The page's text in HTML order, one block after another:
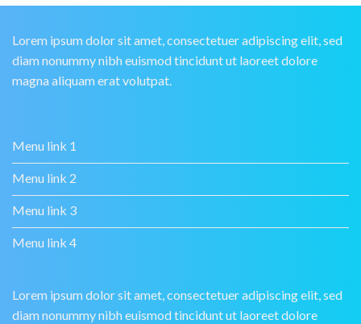
Lorem ipsum dolor sit amet, consectetuer adipiscing elit, sed
diam nonummy nibh euismod tincidunt ut laoreet dolore
magna aliquam erat volutpat.
Menu link 1
Menu link 2
Menu link 3
Menu link 4
Lorem ipsum dolor sit amet, consectetuer adipiscing elit, sed
diam nonummy nibh euismod tincidunt ut laoreet dolore